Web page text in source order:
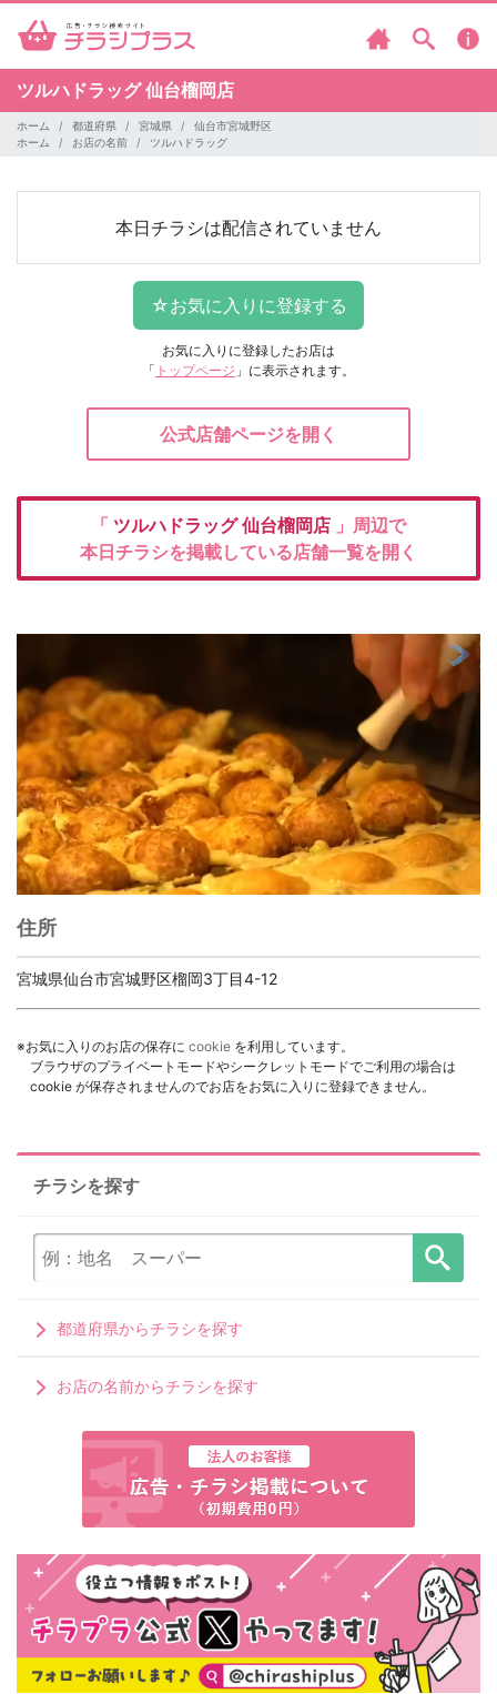
ツルハドラッグ仙台榴岡店
ホーム 都道府県 宮城県
仙台市宮城野区
ホーム
お店の名前 ツルハドラッグ
本日チラシは配信されていません
お気に入りに登録したお店は
「 トップページ 」に表示されます。
公式店舗ページを開く
「 ツルハドラッグ仙台榴岡店 」周辺で
本日チラシを掲載している店舗一覧を開く
住所
宮城県仙台市宮城野区榴岡3丁目4-12
※お気に入りのお店の保存に cookie を利用しています。
ブラウザのプライベートモードやシークレットモードでご利用の場合は
cookie が保存されませんのでお店をお気に入りに登録できません。
チラシを探す
都道府県からチラシを探す
お店の名前からチラシを探す